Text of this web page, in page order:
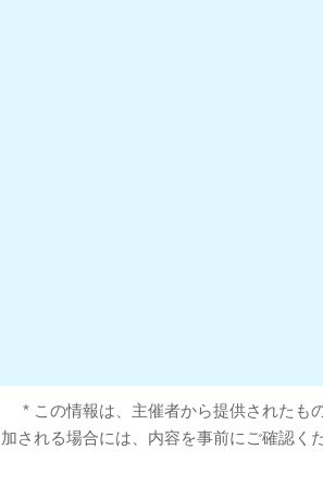
* この情報は、主催者から提供されたも
される場合には、内容を事前にご確認くだ